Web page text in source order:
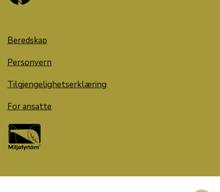
Beredskap
Personvern
Tilgjengelighetserklæring
For ansatte